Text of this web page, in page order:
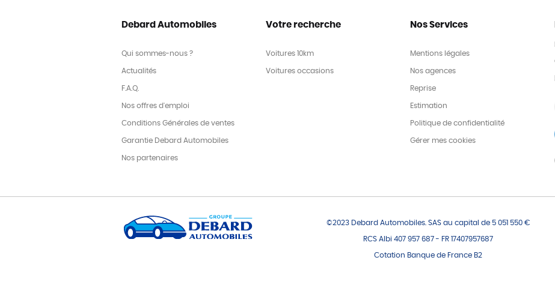
Debard Automobiles
Qui sommes-nous ?
Actualités
F.A.Q.
Nos offres d'emploi
Conditions Générales de ventes
Garantie Debard Automobiles
Nos partenaires
Votre recherche
Voitures 10km
Voitures occasions
Nos Services
Mentions légales
Nos agences
Reprise
Estimation
Politique de confidentialité
Gérer mes cookies
©2023 Debard Automobiles. SAS au capital de 5 051 550 €
RCS Albi 407 957 687 - FR 17407957687
Cotation Banque de France B2